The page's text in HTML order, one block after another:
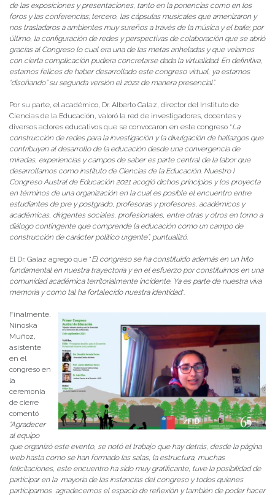
de las exposiciones y presentaciones, tanto en la ponencias como en los
foros y las conferencias; tercero, las cápsulas musicales que amenizaron y
nos trasladaros a ambientes muy sureños a través de la música y el baile; por
último, la configuración de redes y perspectivas de colaboración que se abrió
gracias al Congreso lo cual era una de las metas anheladas y que veíamos
con cierta complicación pudiera concretarse dada la virtualidad. En definitiva,
estamos felices de haber desarrollado este congreso virtual, ya estamos
“disoñando” su segunda versión el 2022 de manera presencial”.
Por su parte, el académico, Dr. Alberto Galaz, director del Instituto de
Ciencias de la Educación, valoró la red de investigadores, docentes y
diversos actores educativos que se convocaron en este congreso “La
construcción de redes para la investigación y la divulgación de hallazgos que
contribuyan al desarrollo de la educación desde una convergencia de
miradas, experiencias y campos de saber es parte central de la labor que
desarrollamos como instituto de Ciencias de la Educación. Nuestro I
Congreso Austral de Educación 2021 acogió dichos principios y los proyecta
en términos de una organización en la cual es posible el encuentro entre
estudiantes de pre y postgrado, profesoras y profesores, académicos y
académicas, dirigentes sociales, profesionales, entre otras y otros en torno a
diálogo contingente que comprende la educación como un campo de
construcción de carácter político urgente”, puntualizó.
El Dr. Galaz agregó que “El congreso se ha constituido además en un hito
fundamental en nuestra trayectoria y en el esfuerzo por constituirnos en una
comunidad académica territorialmente incidente. Ya es parte de nuestra viva
memoria y como tal ha fortalecido nuestra identidad”.
Finalmente,
Ninoska
Muñoz,
asistente
en el
congreso en
la
ceremonia
de cierre
comentó
“Agradecer
al equipo
que organizó este evento, se notó el trabajo que hay detrás, desde la página
web hasta como se han formado las salas, la estructura, muchas
felicitaciones, este encuentro ha sido muy gratificante, tuve la posibilidad de
participar en la mayoría de las instancias del congreso y todos quienes
participamos agradecemos el espacio de reflexión y también de poder hacer